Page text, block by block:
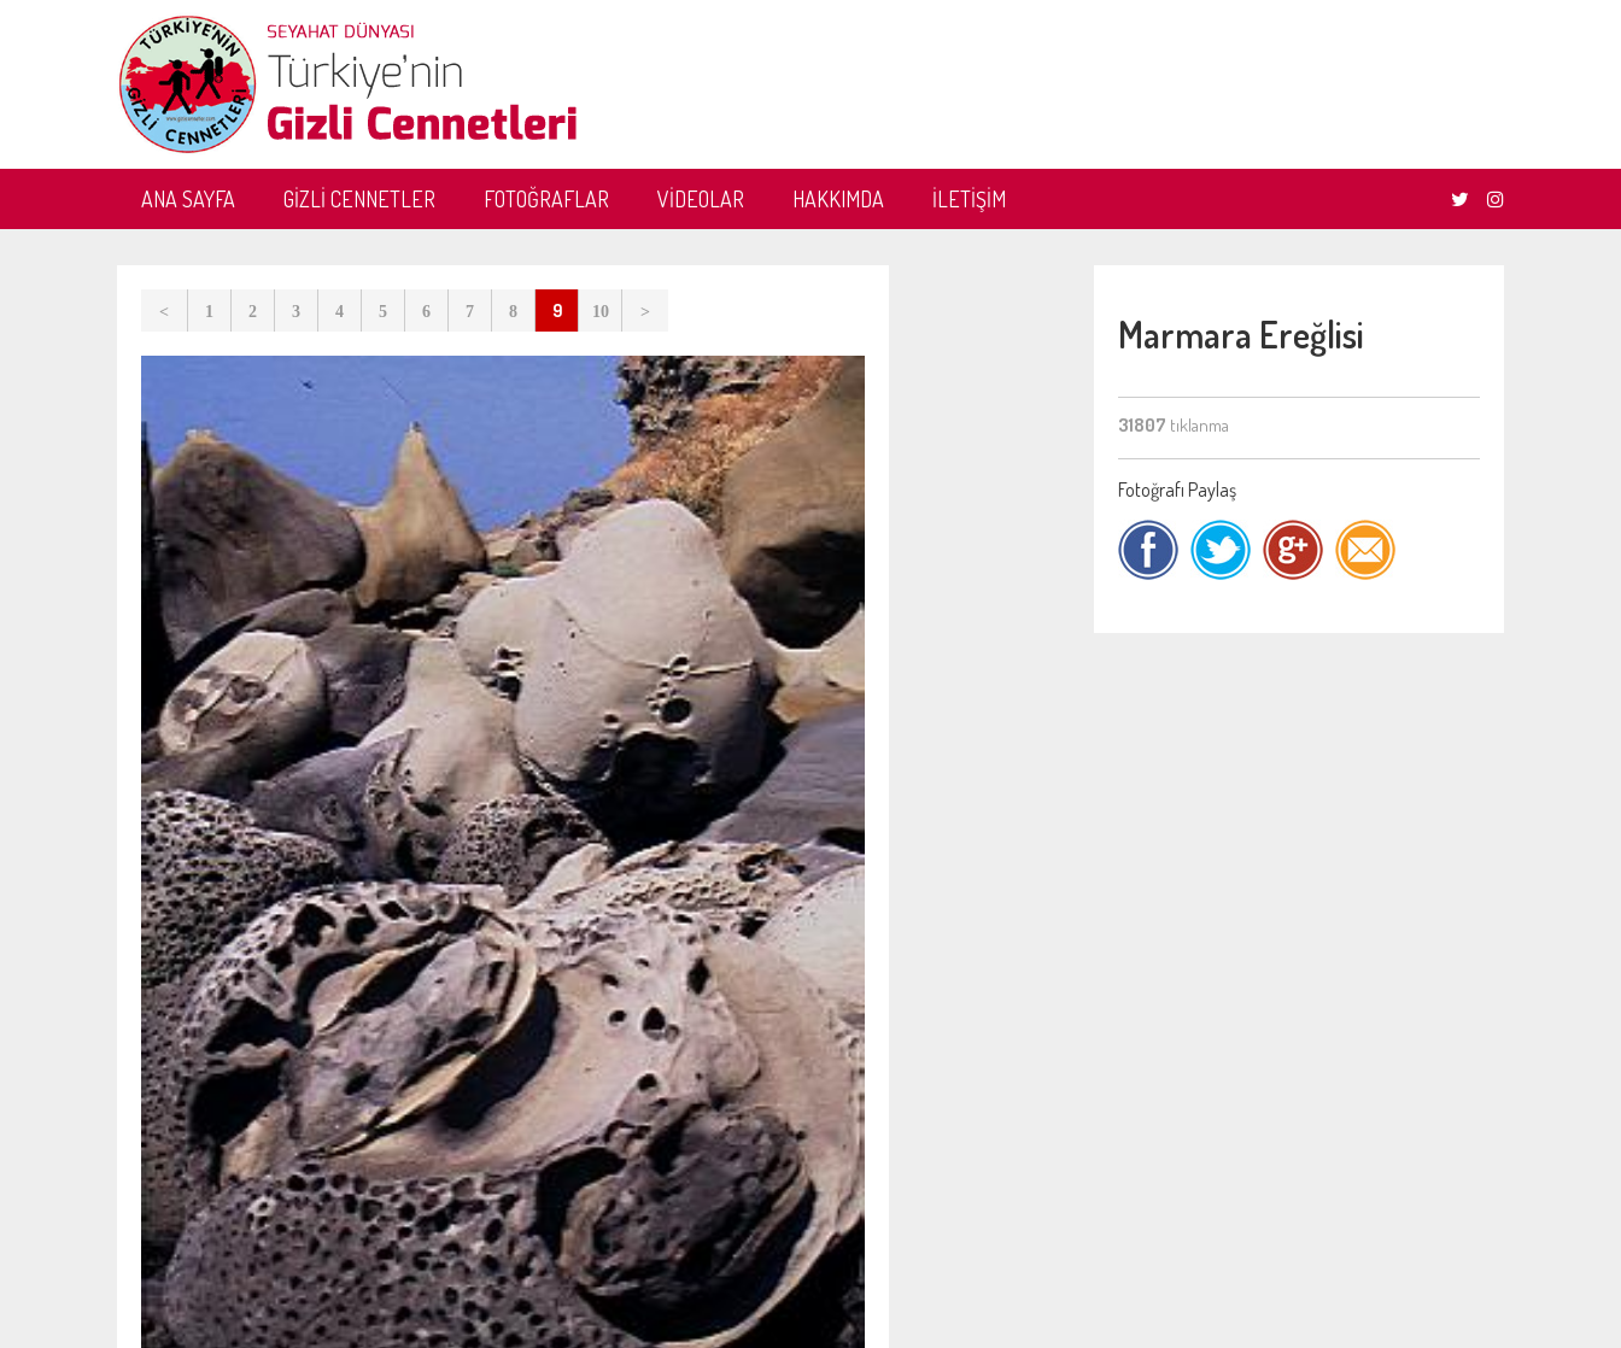
ANA SAYFA GİZLİ CENNETLER FOTOĞRAFLAR VİDEOLAR HAKKIMDA İLETİŞİM
< 1 2 3 4 5 6 7 8 9 10 > Marmara Ereğlisi
31807 tıklanma
Fotoğrafı Paylaş